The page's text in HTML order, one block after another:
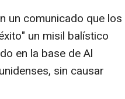
un comunicado que los
un misil balístico
en la base de Al
sin causar